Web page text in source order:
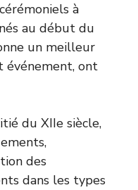
à
au début du
un meilleur
événement, ont
du XIIe siècle,
des
dans les types